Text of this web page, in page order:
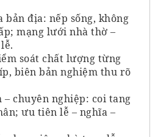
bản địa: nếp sống, không
mạng lưới nhà thờ –
soát chất lượng từng
biên bản nghiệm thu rõ
– chuyên nghiệp: coi tang
ưu tiên lễ – nghĩa –